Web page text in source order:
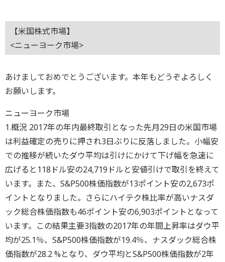
【米国株式市場】
<ニューヨーク市場>
あけましておめでとうございます。本年もどうぞよろしく
お願いします。
ニューヨーク市場
1.概況 2017年の年内最終取引となった先月29日の米国市場
は利益確定の売りに押され3日ぶりに反落しました。小幅安
での推移が続いたダウ平均は引けにかけて下げ幅を急速に
広げると118ドル安の24,719ドルと安値引けで取引を終えて
います。また、S&P500株価指数が13ポイント安の2,673ポ
イントとなりました。さらにハイテク株比率が高いナスダ
ック総合株価指数も46ポイント安の6,903ポイントとなって
います。この結果主要3指数の2017年の年間上昇率はダウ平
均が25.1％、S&P500株価指数が19.4％、ナスダック総合株
価指数が28.2 %となり、ダウ平均とS&P500株価指数が2年